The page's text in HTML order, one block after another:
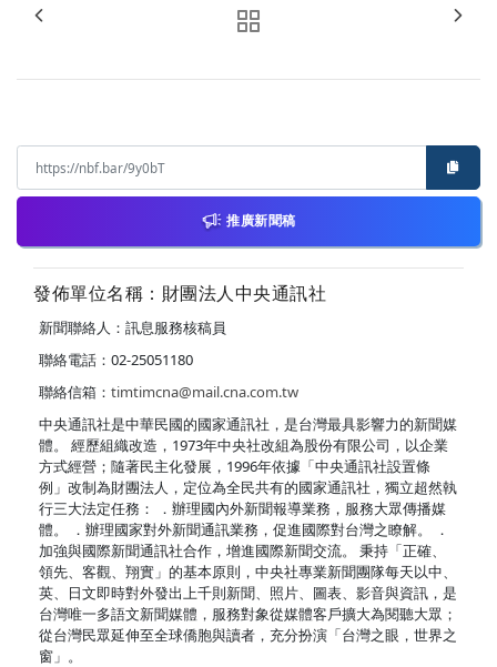
推廣新聞稿
發佈單位名稱：財團法人中央通訊社
新聞聯絡人：訊息服務核稿員
聯絡電話：02-25051180
聯絡信箱： timtimcna@mail.cna.com.tw
中央通訊社是中華民國的國家通訊社，是台灣最具影響力的新聞媒
體。 經歷組織改造，1973年中央社改組為股份有限公司，以企業
方式經營；隨著民主化發展，1996年依據「中央通訊社設置條
例」改制為財團法人，定位為全民共有的國家通訊社，獨立超然執
行三大法定任務： ．辦理國內外新聞報導業務，服務大眾傳播媒
體。 ．辦理國家對外新聞通訊業務，促進國際對台灣之瞭解。 ．
加強與國際新聞通訊社合作，增進國際新聞交流。 秉持「正確、
領先、客觀、翔實」的基本原則，中央社專業新聞團隊每天以中、
英、日文即時對外發出上千則新聞、照片、圖表、影音與資訊，是
台灣唯一多語文新聞媒體，服務對象從媒體客戶擴大為閱聽大眾；
從台灣民眾延伸至全球僑胞與讀者，充分扮演「台灣之眼，世界之
窗」。